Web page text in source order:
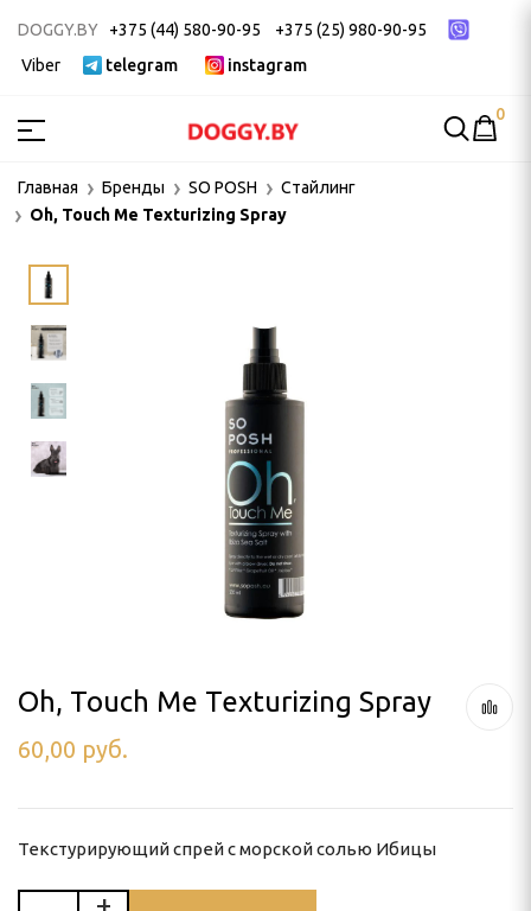
DOGGY.BY +375 (44) 580-90-95
+375 (25) 980-90-95
Viber
telegram instagram
ГРУМИНГА
0
Главная Бренды SO POSH
Стайлинг
Oh, Touch Me Texturizing Spray
Oh, Touch Me Texturizing Spray
60,00 руб.
Текстурирующий спрей с морской солью Ибицы